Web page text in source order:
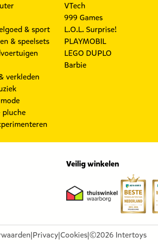
& sport
& speelsets
verkleden
pluche
VTech
999 Games
L.O.L. Surprise!
PLAYMOBIL
LEGO DUPLO
Barbie
Veilig winkelen
|Privacy|Cookies|©2026 Intertoys